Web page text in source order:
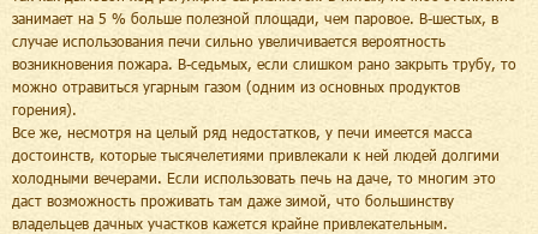
занимает на 5 % больше полезной площади, чем паровое. В-шестых, в
случае использования печи сильно увеличивается вероятность
возникновения пожара. В-седьмых, если слишком рано закрыть трубу, то
можно отравиться угарным газом (одним из основных продуктов
горения).
Все же, несмотря на целый ряд недостатков, у печи имеется масса
достоинств, которые тысячелетиями привлекали к ней людей долгими
холодными вечерами. Если использовать печь на даче, то многим это
даст возможность проживать там даже зимой, что большинству
владельцев дачных участков кажется крайне привлекательным.